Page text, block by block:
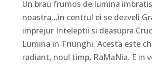
Un brau frumos de lumina
noastra…in centrul ei se dezveli
imprejur Inteleptii si deasupra
Lumina in Triunghi. Acesta este
radiant, noul timp, RaMaNia. E in